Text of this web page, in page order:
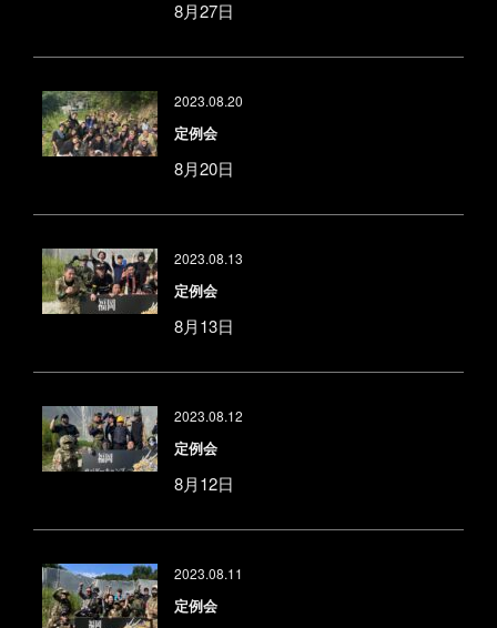
8月27日
2023.08.20
定例会
8月20日
2023.08.13
定例会
8月13日
2023.08.12
定例会
8月12日
2023.08.11
定例会